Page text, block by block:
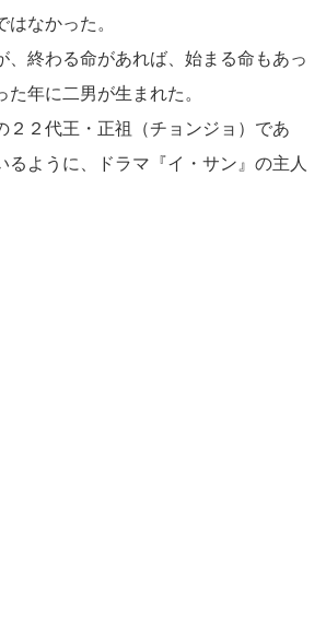
なかった。
、終わる命があれば、始まる命もあっ
年に二男が生まれた。
２２代王・正祖（チョンジョ）であ
るように、ドラマ『イ・サン』の主人